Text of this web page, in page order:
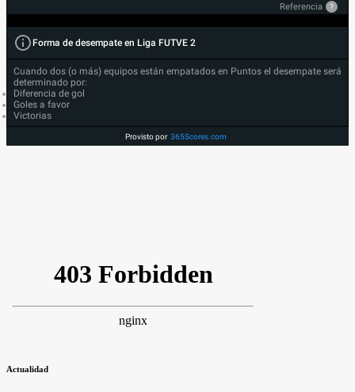
Referencia ?
Forma de desempate en Liga FUTVE 2
Cuando dos (o más) equipos están empatados en Puntos el desempate será
determinado por:
Diferencia de gol
Goles a favor
Victorias
Provisto por 365Scores.com
Actualidad